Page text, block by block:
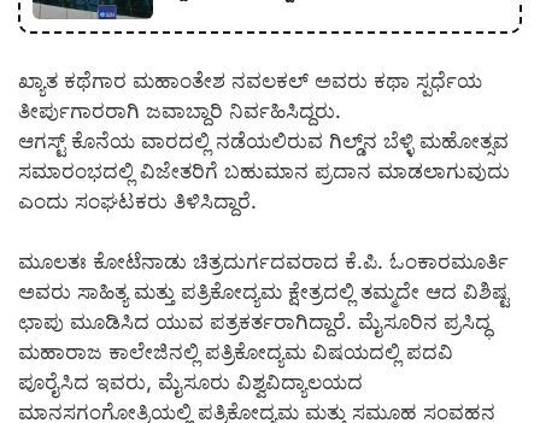
ಖ್ಯಾತ ಕಥೆಗಾರ ಮಹಾಂತೇಶ ನವಲಕಲ್ ಅವರು ಕಥಾ ಸ್ಪರ್ಧೆಯ
ತೀರ್ಪುಗಾರರಾಗಿ ಜವಾಬ್ದಾರಿ ನಿರ್ವಹಿಸಿದ್ದರು.
ಆಗಸ್ಟ್‌ ಕೊನೆಯ ವಾರದಲ್ಲಿ ನಡೆಯಲಿರುವ ಗಿಲ್ಡ್‌ನ ಬೆಳ್ಳಿ ಮಹೋತ್ಸವ
ಸಮಾರಂಭದಲ್ಲಿ ವಿಜೇತರಿಗೆ ಬಹುಮಾನ ಪ್ರದಾನ ಮಾಡಲಾಗುವುದು
ಎಂದು ಸಂಘಟಕರು ತಿಳಿಸಿದ್ದಾರೆ.
​ಮೂಲತಃ ಕೋಟೆನಾಡು ಚಿತ್ರದುರ್ಗದವರಾದ ಕೆ.ಪಿ. ಓಂಕಾರಮೂರ್ತಿ
ಅವರು ಸಾಹಿತ್ಯ ಮತ್ತು ಪತ್ರಿಕೋದ್ಯಮ ಕ್ಷೇತ್ರದಲ್ಲಿ ತಮ್ಮದೇ ಆದ ವಿಶಿಷ್ಟ
ಛಾಪು ಮೂಡಿಸಿದ ಯುವ ಪತ್ರಕರ್ತರಾಗಿದ್ದಾರೆ. ಮೈಸೂರಿನ ಪ್ರಸಿದ್ಧ
ಮಹಾರಾಜ ಕಾಲೇಜಿನಲ್ಲಿ ಪತ್ರಿಕೋದ್ಯಮ ವಿಷಯದಲ್ಲಿ ಪದವಿ
ಪೂರೈಸಿದ ಇವರು, ಮೈಸೂರು ವಿಶ್ವವಿದ್ಯಾಲಯದ
ಮಾನಸಗಂಗೋತ್ರಿಯಲ್ಲಿ ಪತ್ರಿಕೋದ್ಯಮ ಮತ್ತು ಸಮೂಹ ಸಂವಹನ